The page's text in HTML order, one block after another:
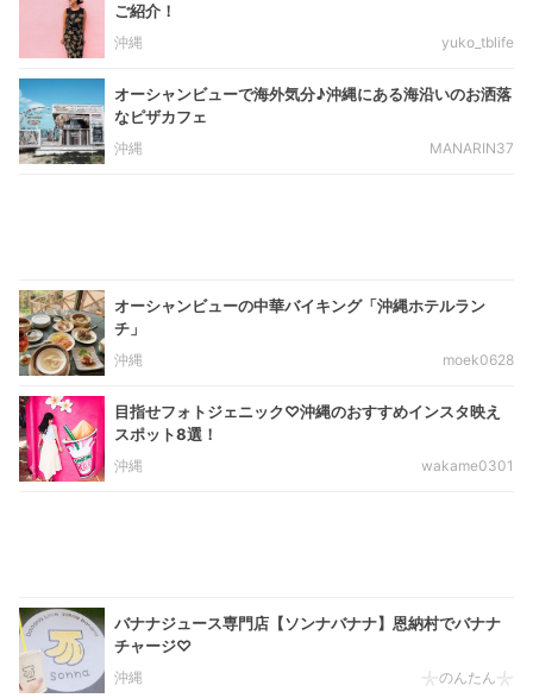
ご紹介！
沖縄 yuko_tblife
オーシャンビューで海外気分♪沖縄にある海沿いのお洒落
なピザカフェ
沖縄 MANARIN37
オーシャンビューの中華バイキング「沖縄ホテルラン
チ」
沖縄 moek0628
目指せフォトジェニック♡沖縄のおすすめインスタ映え
スポット8選！
沖縄 wakame0301
バナナジュース専門店【ソンナバナナ】恩納村でバナナ
チャージ♡
沖縄 𓇼のんたん𓇼